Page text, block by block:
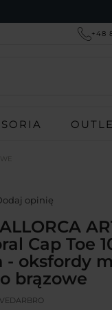
+48
opinię
Cap Toe
- oksfordy
brązowe